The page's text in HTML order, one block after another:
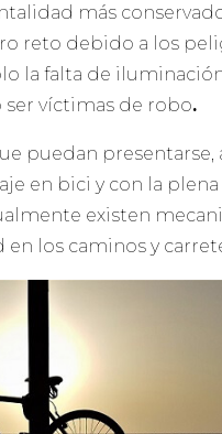
más
reto debido a los
la falta de
ser víctimas de robo.
puedan presentarse,
en bici y con la
existen
los caminos y